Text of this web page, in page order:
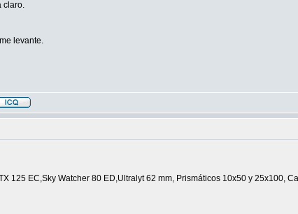
claro.
levante.
125 EC,Sky Watcher 80 ED,Ultralyt 62 mm, Prismáticos 10x50 y 25x100,